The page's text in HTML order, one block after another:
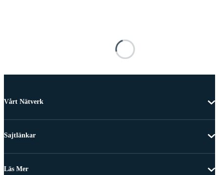
Vårt Nätverk
Sajtlänkar
Läs Mer